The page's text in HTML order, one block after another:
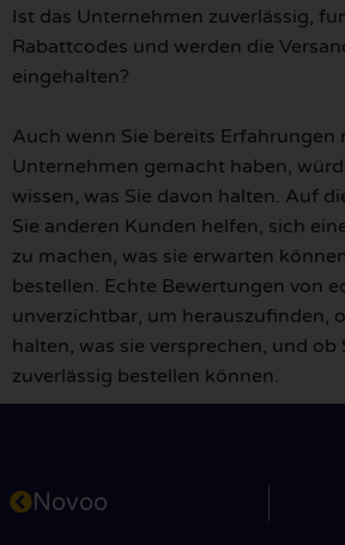
Ist das Unternehmen zuverlässig,
Rabattcodes und werden die
eingehalten?
Auch wenn Sie bereits Erfahrungen
Unternehmen gemacht haben,
wissen, was Sie davon halten. Auf
Sie anderen Kunden helfen, sich
zu machen, was sie erwarten
bestellen. Echte Bewertungen von
unverzichtbar, um herauszufinden,
halten, was sie versprechen, und ob
zuverlässig bestellen können.
Novoo